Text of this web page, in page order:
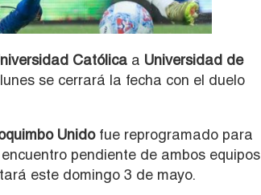
Católica a Universidad de
se cerrará la fecha con el duelo
Unidofue reprogramado para
pendiente de ambos equipos
este domingo 3 de mayo.